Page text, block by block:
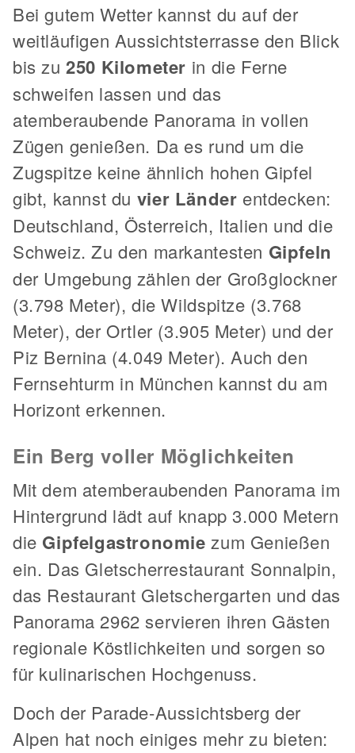
Bei gutem Wetter kannst du auf der
weitläufigen Aussichtsterrasse den Blick
bis zu250 Kilometer in die Ferne
schweifen lassen und das
atemberaubende Panorama in vollen
Zügen genießen. Da es rund um die
Zugspitze keine ähnlich hohen Gipfel
gibt, kannst du vier Länder entdecken:
Deutschland, Österreich, Italien und die
Schweiz. Zu den markantesten Gipfeln
der Umgebung zählen der Großglockner
(3.798 Meter), die Wildspitze (3.768
Meter), der Ortler (3.905 Meter) und der
Piz Bernina (4.049 Meter). Auch den
Fernsehturm in München kannst du am
Horizont erkennen.
Ein Berg voller Möglichkeiten
Mit dem atemberaubenden Panorama im
Hintergrund lädt auf knapp 3.000 Metern
die Gipfelgastronomie zum Genießen
ein. Das Gletscherrestaurant Sonnalpin,
das Restaurant Gletschergarten und das
Panorama 2962 servieren ihren Gästen
regionale Köstlichkeiten und sorgen so
für kulinarischen Hochgenuss.
Doch der Parade-Aussichtsberg der
Alpen hat noch einiges mehr zu bieten: